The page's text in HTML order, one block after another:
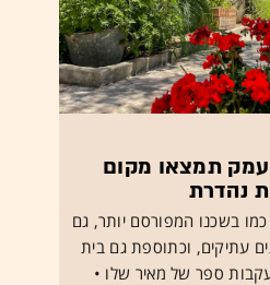
תמצאו מקום
נהדרת
בשכנו המפורסם יותר, גם
עתיקים, וכתוספת גם בית
ספר של מאיר שלו •